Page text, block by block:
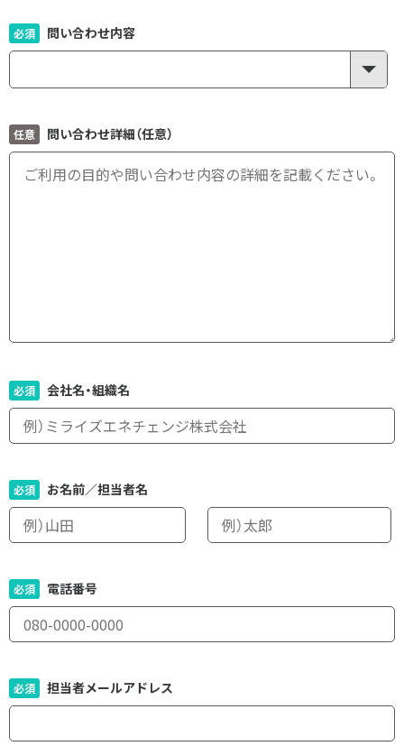
問い合わせ内容
問い合わせ詳細（任意）
会社名・組織名
お名前／担当者名
電話番号
担当者メールアドレス